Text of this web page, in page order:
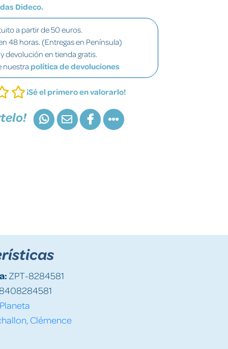
Dideco.
a partir de 50 euros.
48 horas. (Entregas en Península)
devolución en tienda gratis.
nuestra política de devoluciones
¡Sé el primero en valorarlo!
ZPT-8284581
Planeta
Clémence